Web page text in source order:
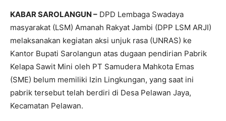
KABAR SAROLANGUN – DPD Lembaga Swadaya
masyarakat (LSM) Amanah Rakyat Jambi (DPP LSM ARJI)
melaksanakan kegiatan aksi unjuk rasa (UNRAS) ke
Kantor Bupati Sarolangun atas dugaan pendirian Pabrik
Kelapa Sawit Mini oleh PT Samudera Mahkota Emas
(SME) belum memiliki Izin Lingkungan, yang saat ini
pabrik tersebut telah berdiri di Desa Pelawan Jaya,
Kecamatan Pelawan.